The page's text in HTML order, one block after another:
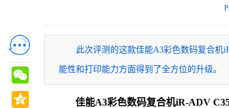
此次评测的这款佳能A3彩色数码复合机
能性和打印能力方面得到了全方位的升级。
佳能A3彩色数码复合机iR-ADV